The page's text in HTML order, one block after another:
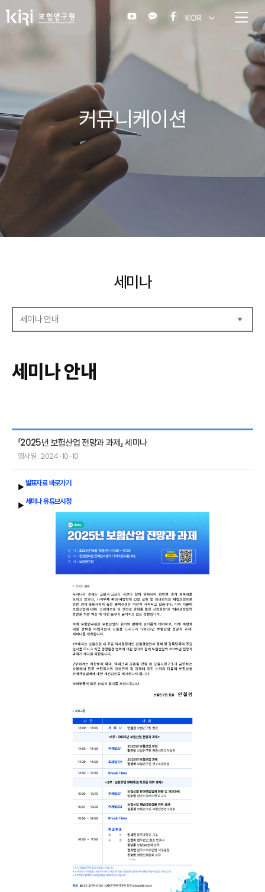
KOR
커뮤니케이션
세미나
세미나 안내
세미나 포토
세미나 안내
「2025년 보험산업 전망과 과제」 세미나
행사일 : 2024-10-10
▶발표자료 바로가기
▶세미나 유튜브시청